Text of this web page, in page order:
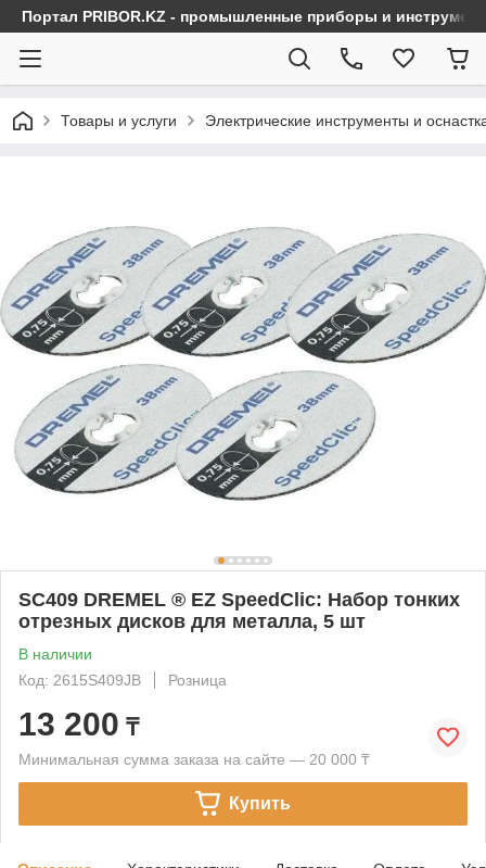
Портал PRIBOR.KZ - промышленные приборы и
Товары и услуги Электрические инструменты и
SC409 DREMEL ® EZ SpeedClic: Набор тонких
отрезных дисков для металла, 5 шт
В наличии
Код: 2615S409JB
Розница
13 200 ₸
Минимальная сумма заказа на сайте — 20 000 ₸
Купить